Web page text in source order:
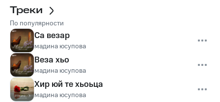
Треки
По популярности
Са везар
мадина юсупова
Веза хьо
мадина юсупова
Хир юй те хьоьца
мадина юсупова